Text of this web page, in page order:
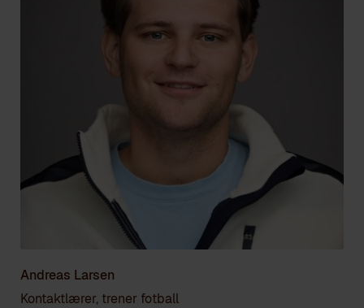
Andreas Larsen
Kontaktlærer, trener fotball